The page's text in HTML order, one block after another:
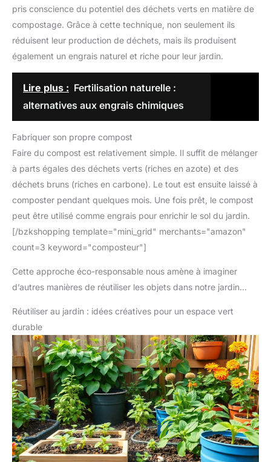
pris conscience du potentiel des déchets verts en matière de
compostage. Grâce à cette technique, non seulement ils
réduisent leur production de déchets, mais ils produisent
également un engrais naturel et riche pour leur jardin.
Lire plus : Fertilisation naturelle :
alternatives aux engrais chimiques
Fabriquer son propre compost
Faire du compost est relativement simple. Il suffit de mélanger
à parts égales des déchets verts (riches en azote) et des
déchets bruns (riches en carbone). Le tout est ensuite laissé à
composter pendant quelques mois. Une fois prêt, le compost
peut être utilisé comme engrais pour enrichir le sol du jardin.
[/bzkshopping template="mini_grid" merchants="amazon"
count=3 keyword="composteur"]
Cette approche éco-responsable nous amène à imaginer
d’autres manières de réutiliser les objets dans notre jardin…
Réutiliser au jardin : idées créatives pour un espace vert
durable